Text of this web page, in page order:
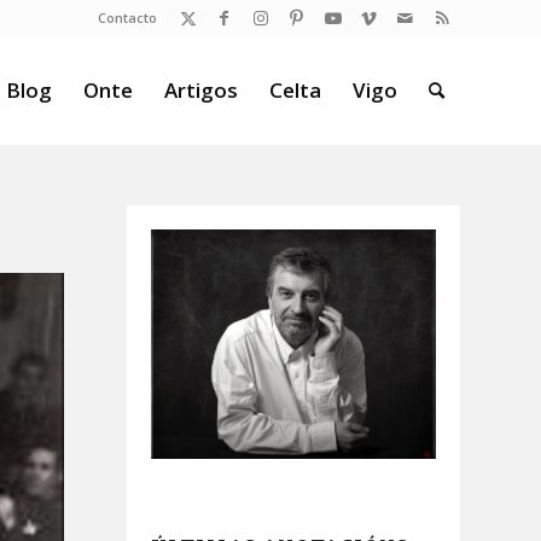
Contacto
Blog Onte Artigos Celta Vigo